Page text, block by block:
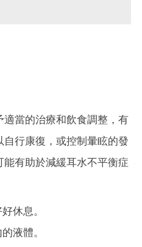
當的治療和飲食調整，有
行康復，或控制暈眩的發
有助於減緩耳水不平衡症
休息。
液體。